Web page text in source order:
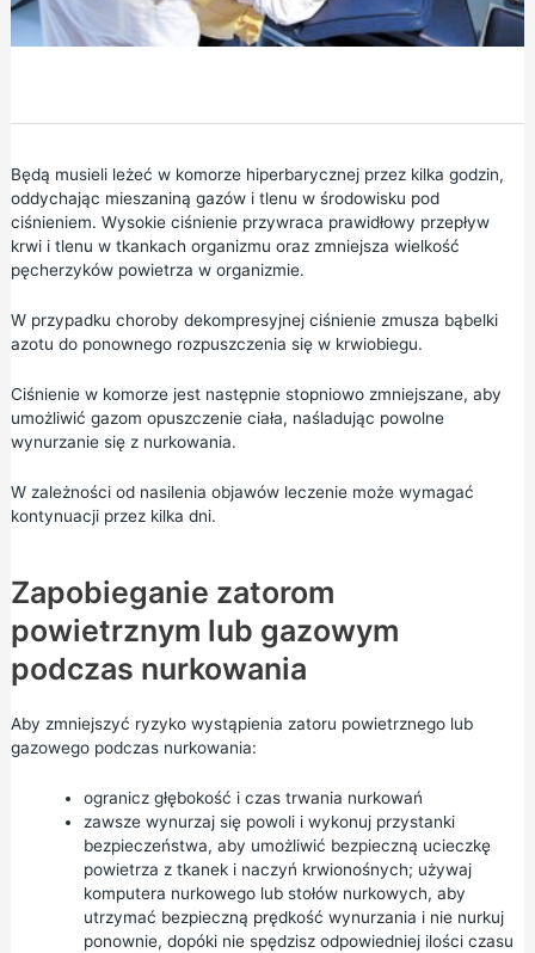
Będą musieli leżeć w komorze hiperbarycznej przez kilka godzin,
oddychając mieszaniną gazów i tlenu w środowisku pod
ciśnieniem. Wysokie ciśnienie przywraca prawidłowy przepływ
krwi i tlenu w tkankach organizmu oraz zmniejsza wielkość
pęcherzyków powietrza w organizmie.
W przypadku choroby dekompresyjnej ciśnienie zmusza bąbelki
azotu do ponownego rozpuszczenia się w krwiobiegu.
Ciśnienie w komorze jest następnie stopniowo zmniejszane, aby
umożliwić gazom opuszczenie ciała, naśladując powolne
wynurzanie się z nurkowania.
W zależności od nasilenia objawów leczenie może wymagać
kontynuacji przez kilka dni.
Zapobieganie zatorom
powietrznym lub gazowym
podczas nurkowania
Aby zmniejszyć ryzyko wystąpienia zatoru powietrznego lub
gazowego podczas nurkowania:
ogranicz głębokość i czas trwania nurkowań
zawsze wynurzaj się powoli i wykonuj przystanki
bezpieczeństwa, aby umożliwić bezpieczną ucieczkę
powietrza z tkanek i naczyń krwionośnych; używaj
komputera nurkowego lub stołów nurkowych, aby
utrzymać bezpieczną prędkość wynurzania i nie nurkuj
ponownie, dopóki nie spędzisz odpowiedniej ilości czasu